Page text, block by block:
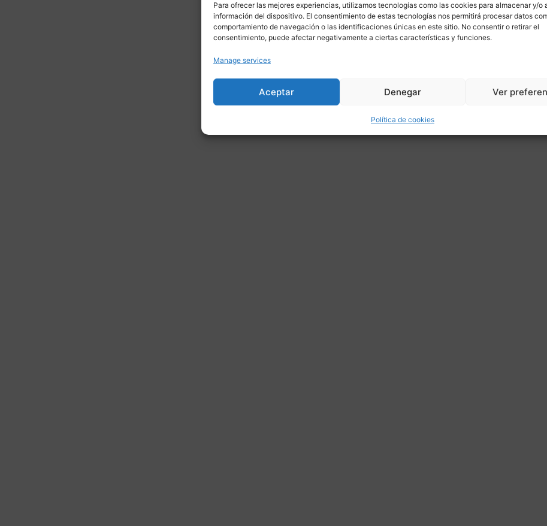
Para ofrecer las mejores experiencias, utilizamos tecnologías como las cookies para almacenar y/o
información del dispositivo. El consentimiento de estas tecnologías nos permitirá procesar datos
comportamiento de navegación o las identificaciones únicas en este sitio. No consentir o retirar el
consentimiento, puede afectar negativamente a ciertas características y funciones.
Manage services
Aceptar Denegar Ver
Política de cookies